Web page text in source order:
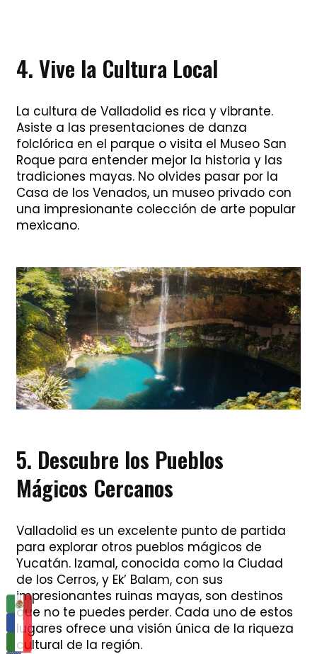
4. Vive la Cultura Local
La cultura de Valladolid es rica y vibrante.
Asiste a las presentaciones de danza
folclórica en el parque o visita el Museo San
Roque para entender mejor la historia y las
tradiciones mayas. No olvides pasar por la
Casa de los Venados, un museo privado con
una impresionante colección de arte popular
mexicano.
5. Descubre los Pueblos
Mágicos Cercanos
Valladolid es un excelente punto de partida
para explorar otros pueblos mágicos de
Yucatán. Izamal, conocida como la Ciudad
de los Cerros, y Ek’ Balam, con sus
impresionantes ruinas mayas, son destinos
que no te puedes perder. Cada uno de estos
lugares ofrece una visión única de la riqueza
cultural de la región.